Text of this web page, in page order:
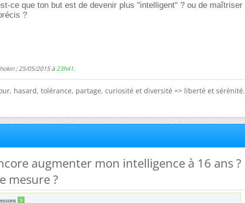
ce que ton but est de devenir plus "intelligent" ? ou de maîtriser
?
; 25/05/2015 à23h41.
hasard, tolérance, partage, curiosité et diversité => liberté et sérénité.
augmenter mon intelligence à 16 ans ?
mesure ?